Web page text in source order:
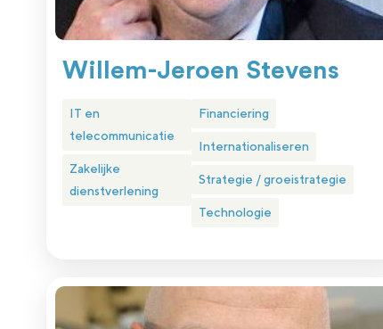
Willem-Jeroen Stevens
IT en
telecommunicatie
Zakelijke
dienstverlening
Financiering
Internationaliseren
Strategie / groeistrategie
Technologie